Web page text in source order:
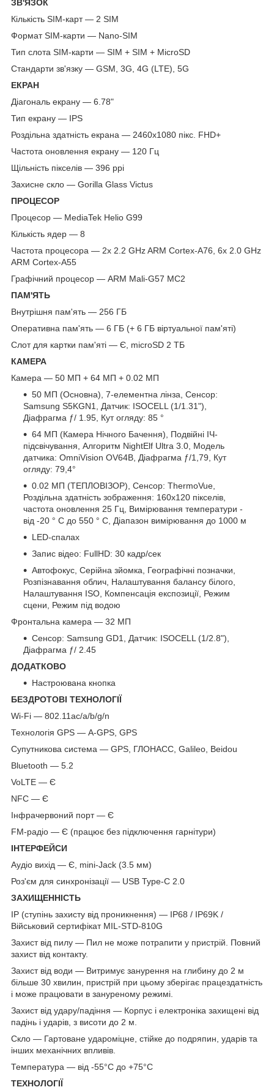
ЗВ'ЯЗОК
Кількість SIM-карт — 2 SIM
Формат SIM-карти — Nano-SIM
Тип слота SIM-карти — SIM + SIM + MicroSD
Стандарти зв'язку — GSM, 3G, 4G (LTE), 5G
ЕКРАН
Діагональ екрану — 6.78"
Тип екрану — IPS
Роздільна здатність екрана — 2460х1080 пікс. FHD+
Частота оновлення екрану — 120 Гц
Щільність пікселів — 396 ppi
Захисне скло — Gorilla Glass Victus
ПРОЦЕСОР
Процесор — MediaTek Helio G99
Кількість ядер — 8
Частота процесора — 2x 2.2 GHz ARM Cortex-A76, 6x 2.0 GHz
ARM Cortex-A55
Графічний процесор — ARM Mali-G57 MC2
ПАМ'ЯТЬ
Внутрішня пам'ять — 256 ГБ
Оперативна пам'ять — 6 ГБ (+ 6 ГБ віртуальної пам'яті)
Слот для картки пам'яті — Є, microSD 2 ТБ
КАМЕРА
Камера — 50 МП + 64 МП + 0.02 МП
50 МП (Основна), 7-елементна лінза, Сенсор:
Samsung S5KGN1, Датчик: ISOCELL (1/1.31"),
Діафрагма ƒ/ 1.95, Кут огляду: 85 °
64 МП (Камера Нічного Бачення), Подвійні ІЧ-
підсвічування, Алгоритм NightElf Ultra 3.0, Модель
датчика: OmniVision OV64B, Діафрагма ƒ/1,79, Кут
огляду: 79,4°
0.02 МП (ТЕПЛОВІЗОР), Сенсор: ThermoVue,
Роздільна здатність зображення: 160х120 пікселів,
частота оновлення 25 Гц, Вимірювання температури -
від -20 ° C до 550 ° C, Діапазон вимірювання до 1000 м
LED-спалах
Запис відео: FullHD: 30 кадр/сек
Автофокус, Серійна зйомка, Географічні позначки,
Розпізнавання облич, Налаштування балансу білого,
Налаштування ISO, Компенсація експозиції, Режим
сцени, Режим під водою
Фронтальна камера — 32 МП
Сенсор: Samsung GD1, Датчик: ISOCELL (1/2.8"),
Діафрагма ƒ/ 2.45
ДОДАТКОВО
Настроювана кнопка
БЕЗДРОТОВІ ТЕХНОЛОГІЇ
Wi-Fi — 802.11ac/a/b/g/n
Технологія GPS — A-GPS, GPS
Супутникова система — GPS, ГЛОНАСС, Galileo, Beidou
Bluetooth — 5.2
VoLTE — Є
NFC — Є
Інфрачервоний порт — Є
FM-радіо — Є (працює без підключення гарнітури)
ІНТЕРФЕЙСИ
Аудіо вихід — Є, mini-Jack (3.5 мм)
Роз'єм для синхронізації — USB Type-C 2.0
ЗАХИЩЕННІСТЬ
IP (ступінь захисту від проникнення) — IP68 / IP69K /
Військовий сертифікат MIL-STD-810G
Захист від пилу — Пил не може потрапити у пристрій. Повний
захист від контакту.
Захист від води — Витримує занурення на глибину до 2 м
більше 30 хвилин, пристрій при цьому зберігає працездатність
і може працювати в зануреному режимі.
Захист від удару/падіння — Корпус і електроніка захищені від
падінь і ударів, з висоти до 2 м.
Скло — Гартоване удароміцне, стійке до подряпин, ударів та
інших механічних впливів.
Температура — від -55°C до +75°C
ТЕХНОЛОГІЇ